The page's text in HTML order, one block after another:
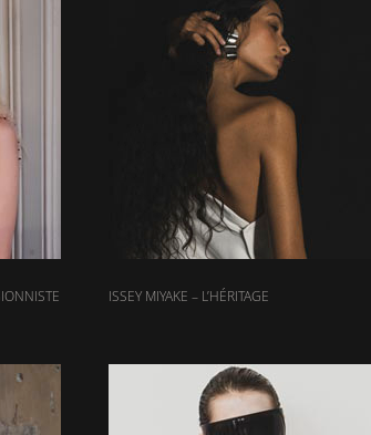
ISSEY MIYAKE – L’HÉRITAGE